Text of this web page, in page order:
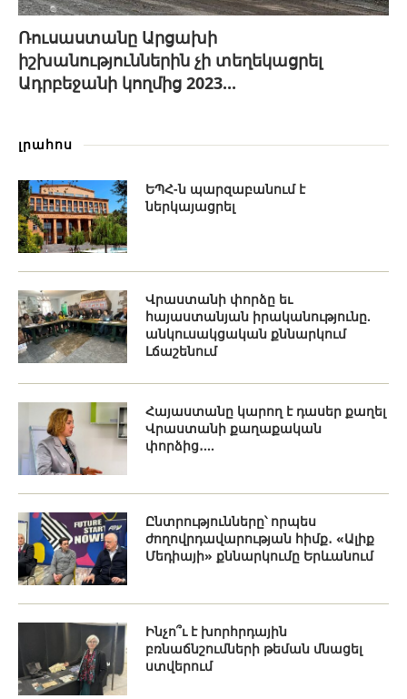
Ռուսաստանը Արցախի
իշխանություններին չի տեղեկացրել
Ադրբեջանի կողմից 2023...
լրահոս
ԵՊՀ-ն պարզաբանում է
ներկայացրել
Վրաստանի փորձը եւ
հայաստանյան իրականությունը.
անկուսակցական քննարկում
Լճաշենում
Հայաստանը կարող է դասեր քաղել
Վրաստանի քաղաքական
փորձից․...
Ընտրությունները՝ որպես
ժողովրդավարության հիմք․ «Ալիք
Մեդիայի» քննարկումը Երևանում
Ինչո՞ւ է խորհրդային
բռնաճնշումների թեման մնացել
ստվերում